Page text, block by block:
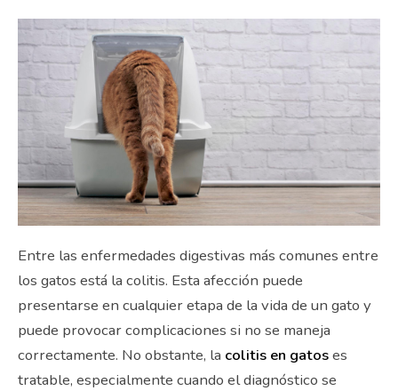
Entre las enfermedades digestivas más comunes entre
los gatos está la colitis. Esta afección puede
presentarse en cualquier etapa de la vida de un gato y
puede provocar complicaciones si no se maneja
correctamente. No obstante, la colitis en gatoses
tratable, especialmente cuando el diagnóstico se